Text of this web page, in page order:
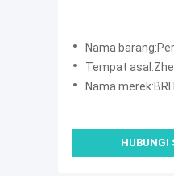
Nama
Tempat
Nama
HUBUNGI